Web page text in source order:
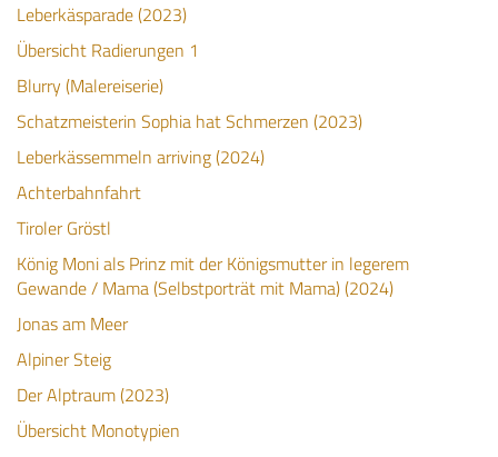
Leberkäsparade (2023)
Übersicht Radierungen 1
Blurry (Malereiserie)
Schatzmeisterin Sophia hat Schmerzen (2023)
Leberkässemmeln arriving (2024)
Achterbahnfahrt
Tiroler Gröstl
König Moni als Prinz mit der Königsmutter in legerem
Gewande / Mama (Selbstporträt mit Mama) (2024)
Jonas am Meer
Alpiner Steig
Der Alptraum (2023)
Übersicht Monotypien